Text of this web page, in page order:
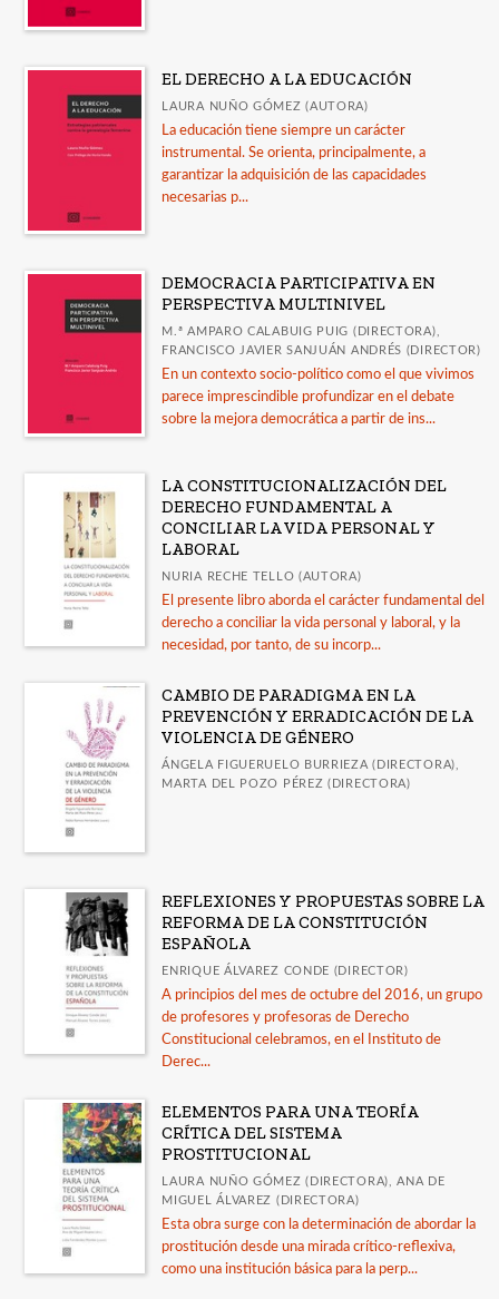
EL DERECHO A LA EDUCACIÓN
LAURA NUÑO GÓMEZ (AUTORA)
La educación tiene siempre un carácter
instrumental. Se orienta, principalmente, a
garantizar la adquisición de las capacidades
necesarias p...
DEMOCRACIA PARTICIPATIVA EN
PERSPECTIVA MULTINIVEL
M.ª AMPARO CALABUIG PUIG (DIRECTORA),
FRANCISCO JAVIER SANJUÁN ANDRÉS (DIRECTOR)
En un contexto socio-político como el que vivimos
parece imprescindible profundizar en el debate
sobre la mejora democrática a partir de ins...
LA CONSTITUCIONALIZACIÓN DEL
DERECHO FUNDAMENTAL A
CONCILIAR LA VIDA PERSONAL Y
LABORAL
NURIA RECHE TELLO (AUTORA)
El presente libro aborda el carácter fundamental del
derecho a conciliar la vida personal y laboral, y la
necesidad, por tanto, de su incorp...
CAMBIO DE PARADIGMA EN LA
PREVENCIÓN Y ERRADICACIÓN DE LA
VIOLENCIA DE GÉNERO
ÁNGELA FIGUERUELO BURRIEZA (DIRECTORA),
MARTA DEL POZO PÉREZ (DIRECTORA)
REFLEXIONES Y PROPUESTAS SOBRE LA
REFORMA DE LA CONSTITUCIÓN
ESPAÑOLA
ENRIQUE ÁLVAREZ CONDE (DIRECTOR)
A principios del mes de octubre del 2016, un grupo
de profesores y profesoras de Derecho
Constitucional celebramos, en el Instituto de
Derec...
ELEMENTOS PARA UNA TEORÍA
CRÍTICA DEL SISTEMA
PROSTITUCIONAL
LAURA NUÑO GÓMEZ (DIRECTORA), ANA DE
MIGUEL ÁLVAREZ (DIRECTORA)
Esta obra surge con la determinación de abordar la
prostitución desde una mirada crítico-reflexiva,
como una institución básica para la perp...